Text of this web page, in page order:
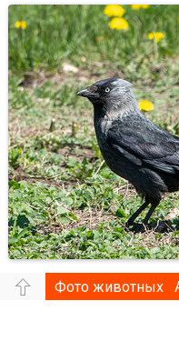
Фото животных